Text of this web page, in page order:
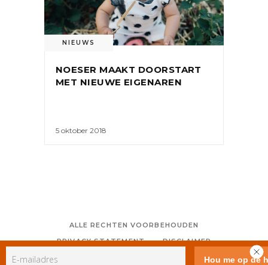
NIEUWS
NOESER MAAKT DOORSTART
MET NIEUWE EIGENAREN
5 oktober 2018
ALLE RECHTEN VOORBEHOUDEN
PRIVACY STATEMENT
DISCLAIMER